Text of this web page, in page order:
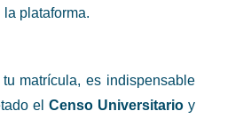
la plataforma.
matrícula, es indispensable
el Censo Universitario y